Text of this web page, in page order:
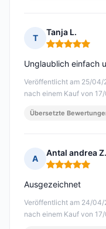
T
Tanja L.
Hinweis: 5 von
Veröffentlicht am 25/04/
nach einem Kauf von
Unglaublich einfach
Übersetzte
A
Antal andrea Z.
Hinweis: 5 von
Veröffentlicht am 24/
nach einem Kauf von
Ausgezeichnet